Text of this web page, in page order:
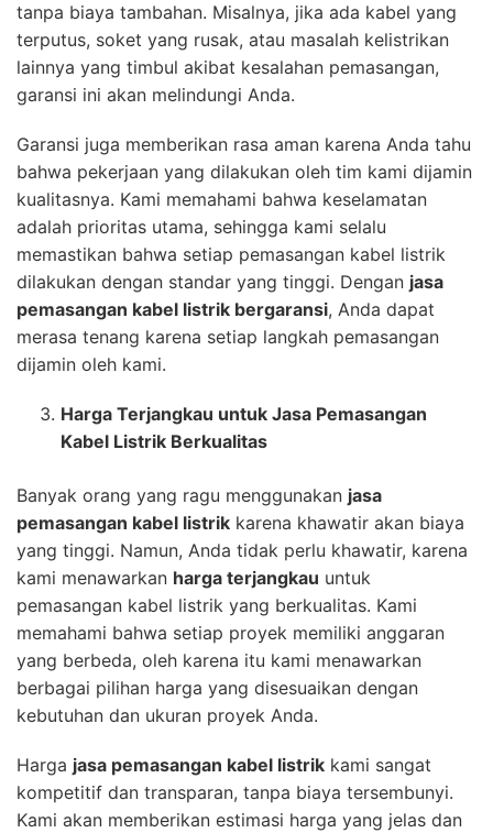
tanpa biaya tambahan. Misalnya, jika ada kabel yang
terputus, soket yang rusak, atau masalah kelistrikan
lainnya yang timbul akibat kesalahan pemasangan,
garansi ini akan melindungi Anda.
Garansi juga memberikan rasa aman karena Anda tahu
bahwa pekerjaan yang dilakukan oleh tim kami dijamin
kualitasnya. Kami memahami bahwa keselamatan
adalah prioritas utama, sehingga kami selalu
memastikan bahwa setiap pemasangan kabel listrik
dilakukan dengan standar yang tinggi. Dengan jasa
pemasangan kabel listrik bergaransi, Anda dapat
merasa tenang karena setiap langkah pemasangan
dijamin oleh kami.
Harga Terjangkau untuk Jasa Pemasangan
Kabel Listrik Berkualitas
Banyak orang yang ragu menggunakan jasa
pemasangan kabel listrik karena khawatir akan biaya
yang tinggi. Namun, Anda tidak perlu khawatir, karena
kami menawarkan harga terjangkau untuk
pemasangan kabel listrik yang berkualitas. Kami
memahami bahwa setiap proyek memiliki anggaran
yang berbeda, oleh karena itu kami menawarkan
berbagai pilihan harga yang disesuaikan dengan
kebutuhan dan ukuran proyek Anda.
Harga jasa pemasangan kabel listrik kami sangat
kompetitif dan transparan, tanpa biaya tersembunyi.
Kami akan memberikan estimasi harga yang jelas dan